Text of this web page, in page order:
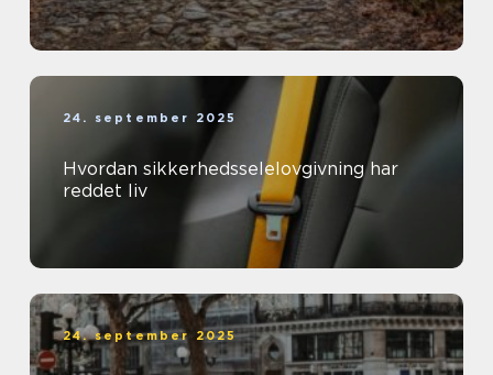
24. september 2025
Hvordan sikkerhedsselelovgivning har
reddet liv
24. september 2025